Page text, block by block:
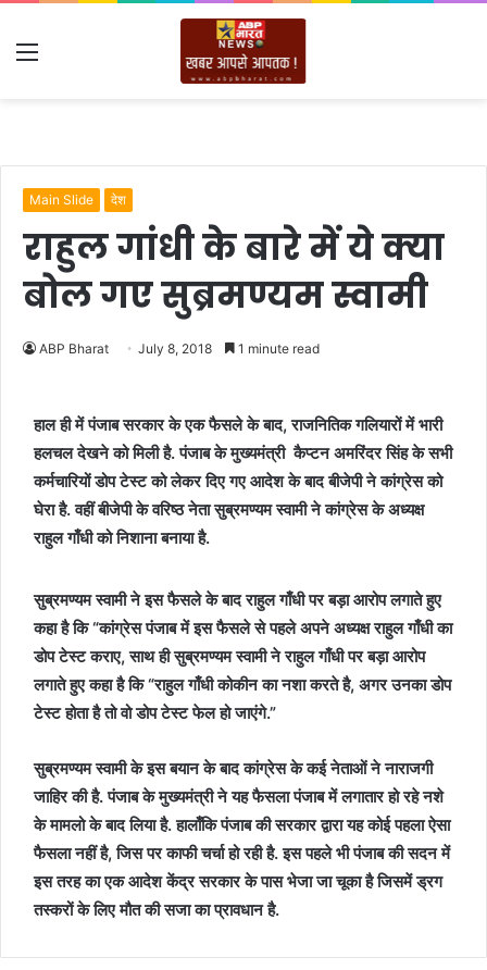
Menu
Main Slide देश
राहुल गांधी के बारे में ये क्या
बोल गए सुब्रमण्यम स्वामी
ABP Bharat July 8, 2018 1 minute read
हाल ही में पंजाब सरकार के एक फैसले के बाद, राजनितिक गलियारों में भारी
हलचल देखने को मिली है. पंजाब के मुख्यमंत्री कैप्टन अमरिंदर सिंह के सभी
कर्मचारियों डोप टेस्ट को लेकर दिए गए आदेश के बाद बीजेपी ने कांग्रेस को
घेरा है. वहीं बीजेपी के वरिष्ठ नेता सुब्रमण्यम स्वामी ने कांग्रेस के अध्यक्ष
राहुल गाँधी को निशाना बनाया है.
सुब्रमण्यम स्वामी ने इस फैसले के बाद राहुल गाँधी पर बड़ा आरोप लगाते हुए
कहा है कि “कांग्रेस पंजाब में इस फैसले से पहले अपने अध्यक्ष राहुल गाँधी का
डोप टेस्ट कराए, साथ ही सुब्रमण्यम स्वामी ने राहुल गाँधी पर बड़ा आरोप
लगाते हुए कहा है कि “राहुल गाँधी कोकीन का नशा करते है, अगर उनका डोप
टेस्ट होता है तो वो डोप टेस्ट फेल हो जाएंगे.”
सुब्रमण्यम स्वामी के इस बयान के बाद कांग्रेस के कई नेताओं ने नाराजगी
जाहिर की है. पंजाब के मुख्यमंत्री ने यह फैसला पंजाब में लगातार हो रहे नशे
के मामलो के बाद लिया है. हालाँकि पंजाब की सरकार द्वारा यह कोई पहला ऐसा
फैसला नहीं है, जिस पर काफी चर्चा हो रही है. इस पहले भी पंजाब की सदन में
इस तरह का एक आदेश केंद्र सरकार के पास भेजा जा चूका है जिसमें ड्रग
तस्करों के लिए मौत की सजा का प्रावधान है.